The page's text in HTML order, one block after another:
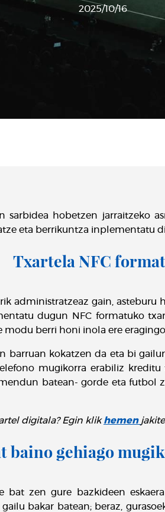
2025/10/16
sarbidea hobetzen jarraitzeko
eta berrikuntza inplementatu
Txartela NFC
administratzeaz gain, asteburu
dugun NFC formatuko
modu berri honi inola ere eragingo.
barruan kokatzen da eta bi
mugikorra erabiliz
batean- gorde eta futbol
digitala? Egin klikhemen
baino gehiago
bat zen gure bazkideen
bakar batean; beraz,